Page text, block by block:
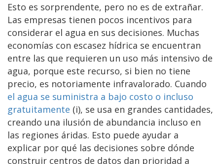
Esto es sorprendente, pero no es de extrañar.
Las empresas tienen pocos incentivos para
considerar el agua en sus decisiones. Muchas
economías con escasez hídrica se encuentran
entre las que requieren un uso más intensivo de
agua, porque este recurso, si bien no tiene
precio, es notoriamente infravalorado. Cuando
el agua se suministra a bajo costo o incluso
gratuitamente (i), se usa en grandes cantidades,
creando una ilusión de abundancia incluso en
las regiones áridas. Esto puede ayudar a
explicar por qué las decisiones sobre dónde
construir centros de datos dan prioridad a